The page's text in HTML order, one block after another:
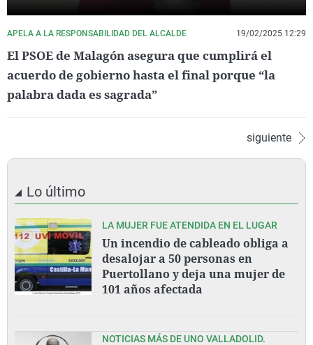
APELA A LA RESPONSABILIDAD DEL ALCALDE 19/02/2025 12:29
El PSOE de Malagón asegura que cumplirá el
acuerdo de gobierno hasta el final porque “la
palabra dada es sagrada”
siguiente
Lo último
LA MUJER FUE ATENDIDA EN EL LUGAR
Un incendio de cableado obliga a
desalojar a 50 personas en
Puertollano y deja una mujer de
101 años afectada
NOTICIAS MÁS DE UNO VALLADOLID.